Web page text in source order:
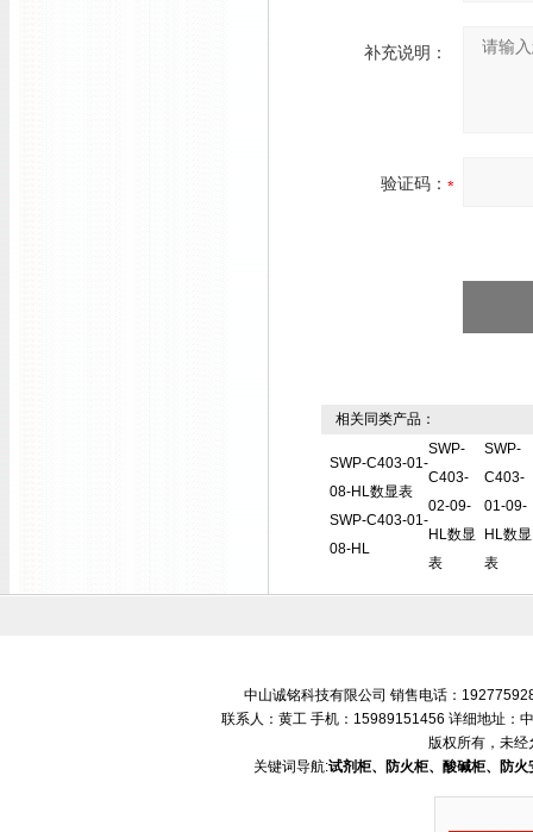
补充说明：
验证码：
相关同类产品：
SWP-C403-01-
08-HL数显表
SWP-C403-01-
08-HL
SWP-
C403-
02-09-
HL数显
表
SWP-
C403-
01-09-
HL数显
表
中山诚铭科技有限公司 销售电话：
联系人：黄工 手机：15989151456 详细地址：
版权所有，未经
关键词导航:试剂柜、防火柜、酸碱柜、防